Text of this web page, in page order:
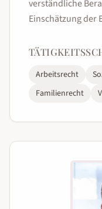
verständliche
Einschätzung der
besonders
Arbeitsrecht
Familienrecht